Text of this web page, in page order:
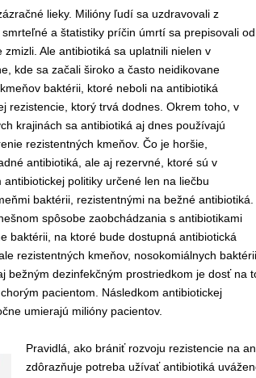
lieky. Milióny ľudí sa uzdravovali z
a štatistiky príčin úmrtí sa prepisovali od
Ale antibiotiká sa uplatnili nielen v
kde sa začali široko a často neidikovane
baktérii, ktoré neboli na antibiotiká
rezistencie, ktorý trvá dodnes. Okrem toho, v
krajinách sa antibiotiká aj dnes používajú
rezistentných kmeňov. Čo je horšie,
antibiotiká, ale aj rezervné, ktoré sú v
politiky určené len na liečbu
baktérii, rezistentnými na bežné antibiotiká.
spôsobe zaobchádzania s antibiotikami
baktérii, na ktoré bude dostupná antibiotická
rezistentných kmeňov, nosokomiálnych baktérii,
bežným dezinfekčným prostriedkom je dosť na
pacientom. Následkom antibiotickej
umierajú milióny pacientov.
Pravidlá , ako brániť rozvoju rezistencie na
zdôrazňuje potreba užívať antibiotiká